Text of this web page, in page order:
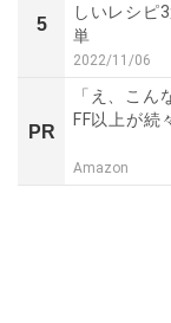
5
しいレシピ
単
2022/11/06
PR
「え、こん
FF以上が続
Amazon